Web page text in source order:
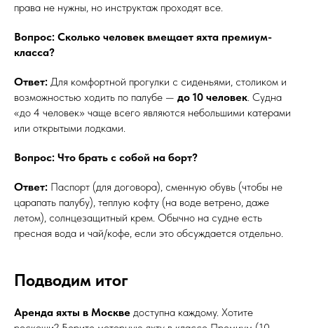
права не нужны, но инструктаж проходят все.
Вопрос: Сколько человек вмещает яхта премиум-
класса?
Ответ: Для комфортной прогулки с сиденьями, столиком и
возможностью ходить по палубе — до 10 человек. Судна
«до 4 человек» чаще всего являются небольшими катерами
или открытыми лодками.
Вопрос: Что брать с собой на борт?
Ответ: Паспорт (для договора), сменную обувь (чтобы не
царапать палубу), теплую кофту (на воде ветрено, даже
летом), солнцезащитный крем. Обычно на судне есть
пресная вода и чай/кофе, если это обсуждается отдельно.
Подводим итог
Аренда яхты в Москве доступна каждому. Хотите